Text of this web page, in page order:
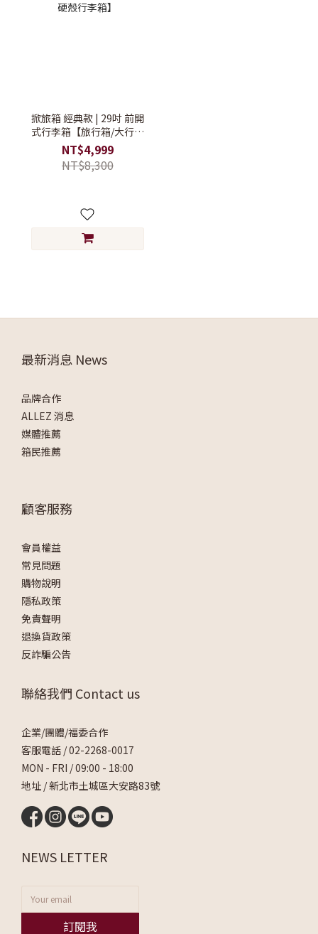
掀旅箱 經典款 | 29吋 前開
式行李箱【旅行箱/大行李
箱/硬殼行李箱】
NT$4,999
NT$8,300
最新消息 News
品牌合作
ALLEZ 消息
媒體推薦
箱民推薦
顧客服務
會員權益
常見問題
購物說明
隱私政策
免責聲明
退換貨政策
反詐騙公告
聯絡我們 Contact us
企業/團體/福委合作
客服電話 /02-2268-0017
MON - FRI / 09:00 - 18:00
地址 / 新北市土城區大安路83號
NEWS LETTER
訂閱我